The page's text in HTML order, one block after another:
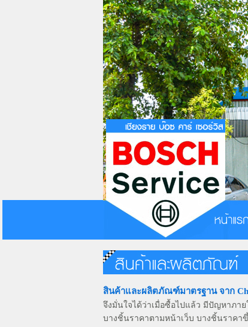
สินค้าและผลิตภัณฑ์มาตรฐาน จาก
จึงมั่นใจได้ว่าเมื่อซื้อไปแล้ว มีปัญหาภา
บางชิ้นราคาตามหน้าเว็บ บางชิ้นราคา